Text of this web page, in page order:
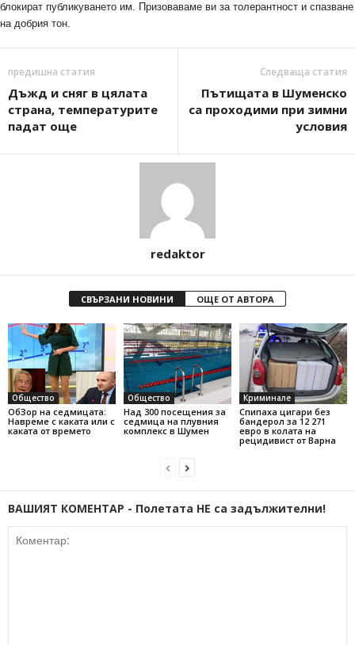
блокират публикуването им. Призоваваме ви за толерантност и спазване
на добрия тон.
предишна статия
Дъжд и сняг в цялата
страна, температурите
падат още
Следваща статия
Пътищата в Шуменско
са проходими при зимни
условия
redaktor
СВЪРЗАНИ НОВИНИ ОЩЕ ОТ АВТОРА
Общество
ОбЗор на седмицата:
Навреме с каката или с
каката от времето
Общество
Над 300 посещения за
седмица на плувния
комплекс в Шумен
Криминале
Спипаха цигари без
бандерол за 12 271
евро в колата на
рецидивист от Варна
ВАШИЯТ КОМЕНТАР - Полетата НЕ са задължителни!